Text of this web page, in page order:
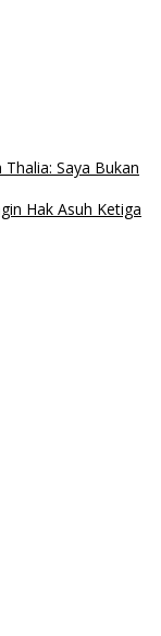
Saya Bukan
Hak Asuh Ketiga